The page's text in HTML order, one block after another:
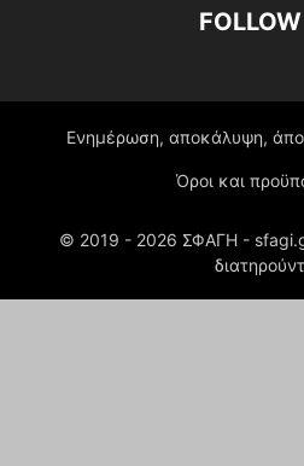
Ενημέρωση, αποκάλυψη,
Όροι και
© 2019 - 2026 ΣΦΑΓΗ -